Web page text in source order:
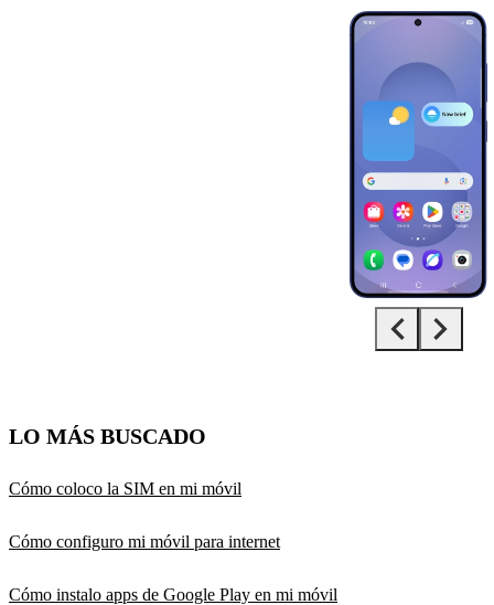
LO MÁS BUSCADO
Cómo coloco la SIM en mi móvil
Cómo configuro mi móvil para internet
Cómo instalo apps de Google Play en mi móvil